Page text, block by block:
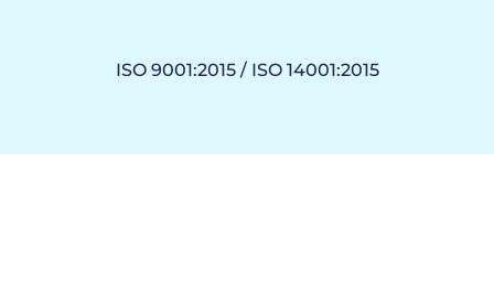
ISO 9001:2015 / ISO 14001:2015